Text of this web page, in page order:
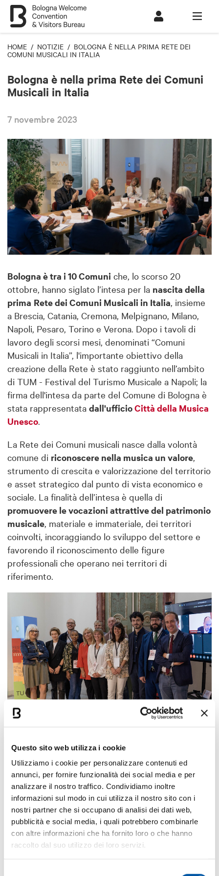
Questo sito web utilizza i cookie
Utilizziamo i cookie per personalizzare contenuti ed
annunci, per fornire funzionalità dei social media e per
analizzare il nostro traffico. Condividiamo inoltre
informazioni sul modo in cui utilizza il nostro sito con i
nostri partner che si occupano di analisi dei dati web,
pubblicità e social media, i quali potrebbero combinarle
con altre informazioni che ha fornito loro o che hanno
raccolto dal suo utilizzo dei loro servizi.
HOME / NOTIZIE / BOLOGNA È NELLA PRIMA RETE DEI
COMUNI MUSICALI IN ITALIA
Bologna è nella prima Rete dei Comuni
Musicali in Italia
7 novembre 2023
Bologna è tra i 10 Comuni che, lo scorso 20
ottobre, hanno siglato l’intesa per la nascita della
prima Rete dei Comuni Musicali in Italia, insieme
a Brescia, Catania, Cremona, Melpignano, Milano,
Napoli, Pesaro, Torino e Verona. Dopo i tavoli di
lavoro degli scorsi mesi, denominati “Comuni
Musicali in Italia”, l'importante obiettivo della
creazione della Rete è stato raggiunto nell’ambito
di TUM - Festival del Turismo Musicale a Napoli; la
firma dell'intesa da parte del Comune di Bologna è
stata rappresentata dall'ufficioCittà della Musica
Unesco.
La Rete dei Comuni musicali nasce dalla volontà
comune di riconoscere nella musica un valore,
strumento di crescita e valorizzazione del territorio
e asset strategico dal punto di vista economico e
sociale. La finalità dell’intesa è quella di
promuovere le vocazioni attrattive del patrimonio
musicale, materiale e immateriale, dei territori
coinvolti, incoraggiando lo sviluppo del settore e
favorendo il riconoscimento delle figure
professionali che operano nei territori di
riferimento.
I Comuni Musicali coinvolti saranno impegnati nel
favorire lo sviluppo e la valorizzazione del
patrimonio musicale, contribuendo allacrescita
dell’economia turistico-musicale, sviluppando
progetti innovativi, creativi e sostenibili legati al
patrimonio musicale e al turismo musicale, in una
logica di networking e capacity building. La rete
permetterà di stimolare unconfronto continuativo
tra i partner di progetto , al fine di elaborare